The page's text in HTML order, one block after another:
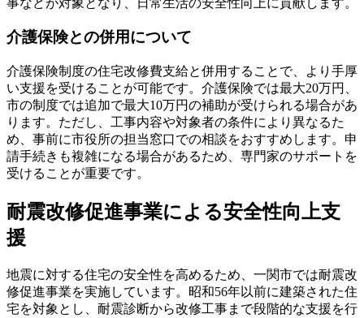
介護保険との併用について
介護保険制度の住宅改修費支給と併用することで、より手厚
い支援を受けることが可能です。介護保険では最大20万円、
市の制度では追加で最大10万円の補助が受けられる場合があ
ります。ただし、工事内容や対象者の条件により異なるた
め、事前に市役所の担当窓口での相談をおすすめします。申
請手続きも複雑になる場合があるため、専門家のサポートを
受けることが重要です。
耐震改修促進事業による安全性向上支
援
地震に対する住宅の安全性を高めるため、一関市では耐震改
修促進事業を実施しています。昭和56年以前に建築された住
宅を対象とし、耐震診断から改修工事まで段階的な支援を行